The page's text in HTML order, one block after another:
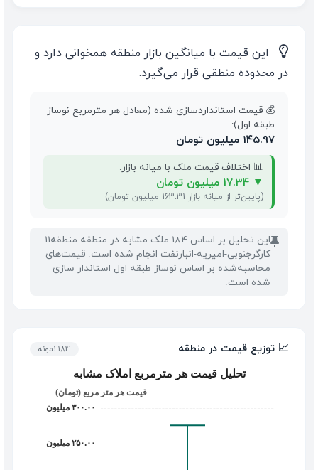
💡
این قیمت با میانگین بازار منطقه همخوانی دارد و
در محدوده منطقی قرار می‌گیرد.
💰 قیمت استانداردسازی شده (معادل هر مترمربع نوساز
طبقه اول):
145.97 میلیون تومان
📊 اختلاف قیمت ملک با میانه بازار:
▼17.34 میلیون تومان
(پایین‌تر از میانه بازار 163.31 میلیون تومان)
📌
این تحلیل بر اساس 184 ملک مشابه در منطقه منطقه11-
کارگرجنوبی-امیریه-انبارنفت انجام شده است. قیمت‌های
محاسبه‌شده بر اساس نوساز طبقه اول استاندار سازی
شده است.
📈 توزیع قیمت در منطقه 184 نمونه